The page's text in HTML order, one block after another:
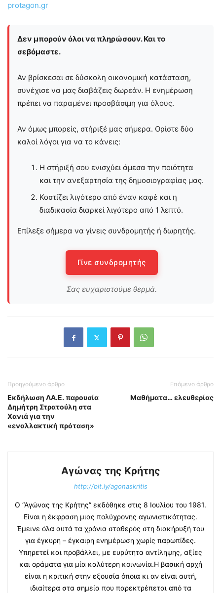
protagon.gr
Δεν μπορούν όλοι να πληρώσουν. Και το
σεβόμαστε.
Αν βρίσκεσαι σε δύσκολη οικονομική κατάσταση,
συνέχισε να μας διαβάζεις δωρεάν. Η ενημέρωση
πρέπει να παραμένει προσβάσιμη για όλους.
Αν όμως μπορείς, στήριξέ μας σήμερα. Ορίστε δύο
καλοί λόγοι για να το κάνεις:
Η στήριξή σου ενισχύει άμεσα την ποιότητα
και την ανεξαρτησία της δημοσιογραφίας μας.
Κοστίζει λιγότερο από έναν καφέ και η
διαδικασία διαρκεί λιγότερο από 1 λεπτό.
Επίλεξε σήμερα να γίνεις συνδρομητής ή δωρητής.
Γίνε συνδρομητής
Σας ευχαριστούμε θερμά.
Προηγούμενο άρθρο
Εκδήλωση ΛΑ.Ε. παρουσία
Δημήτρη Στρατούλη στα
Χανιά για την
«εναλλακτική πρόταση»
Επόμενο άρθρο
Μαθήματα… ελευθερίας
Αγώνας της Κρήτης
http://bit.ly/agonaskritis
Ο “Αγώνας της Κρήτης” εκδόθηκε στις 8 Ιουλίου του 1981.
Είναι η έκφραση μιας πολύχρονης αγωνιστικότητας.
Έμεινε όλα αυτά τα χρόνια σταθερός στη διακήρυξή του
για έγκυρη – έγκαιρη ενημέρωση χωρίς παρωπίδες.
Υπηρετεί και προβάλλει, με ευρύτητα αντίληψης, αξίες
και οράματα για μία καλύτερη κοινωνία.Η βασική αρχή
είναι η κριτική στην εξουσία όποια κι αν είναι αυτή,
ιδιαίτερα στα σημεία που παρεκτρέπεται από τα